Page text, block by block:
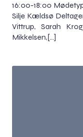
16:00-18:00
Silje Kældsø
Vittrup, Sarah
Mikkelsen,[…]